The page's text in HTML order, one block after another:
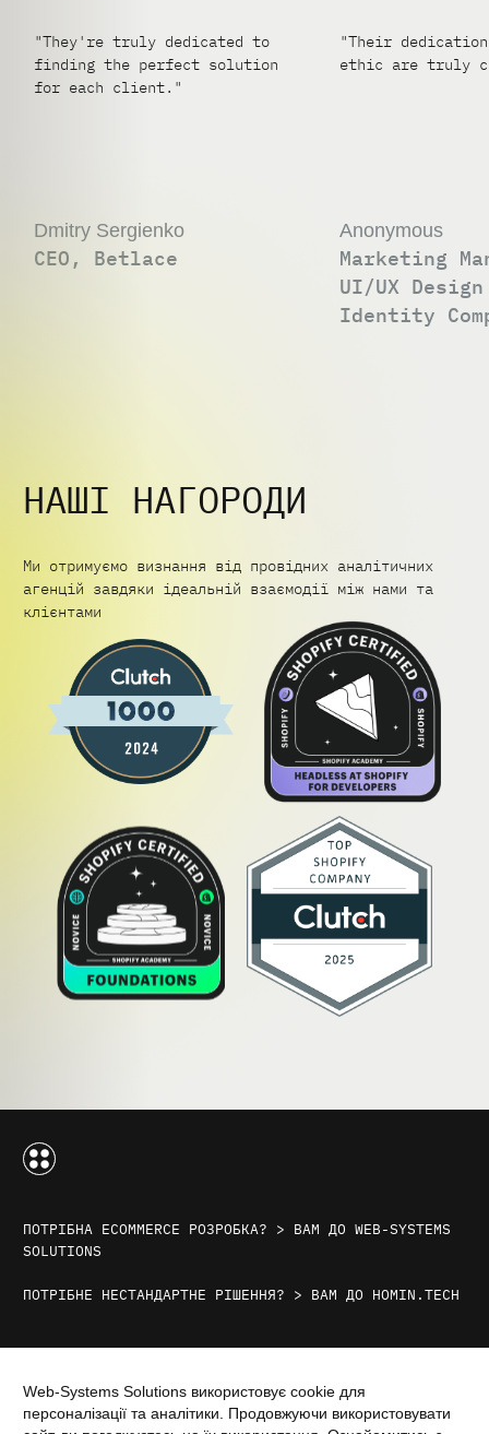
"They're truly dedicated to
finding the perfect solution
for each client."
Dmitry Sergienko
CEO, Betlace
"Their dedication
ethic are truly
Anonymous
Marketing
UI/UX
Identity
НАШІ НАГОРОДИ
Ми отримуємо визнання від провідних аналітичних
агенцій завдяки ідеальній взаємодії між нами та
клієнтами
ПОТРІБНА ECOMMERCE РОЗРОБКА? > ВАМ ДО WEB-SYSTEMS
SOLUTIONS
ПОТРІБНЕ НЕСТАНДАРТНЕ РІШЕННЯ? > ВАМ ДО HOMIN.TECH
Web-Systems Solutions використовує cookie для
персоналізації та аналітики. Продовжуючи використовувати